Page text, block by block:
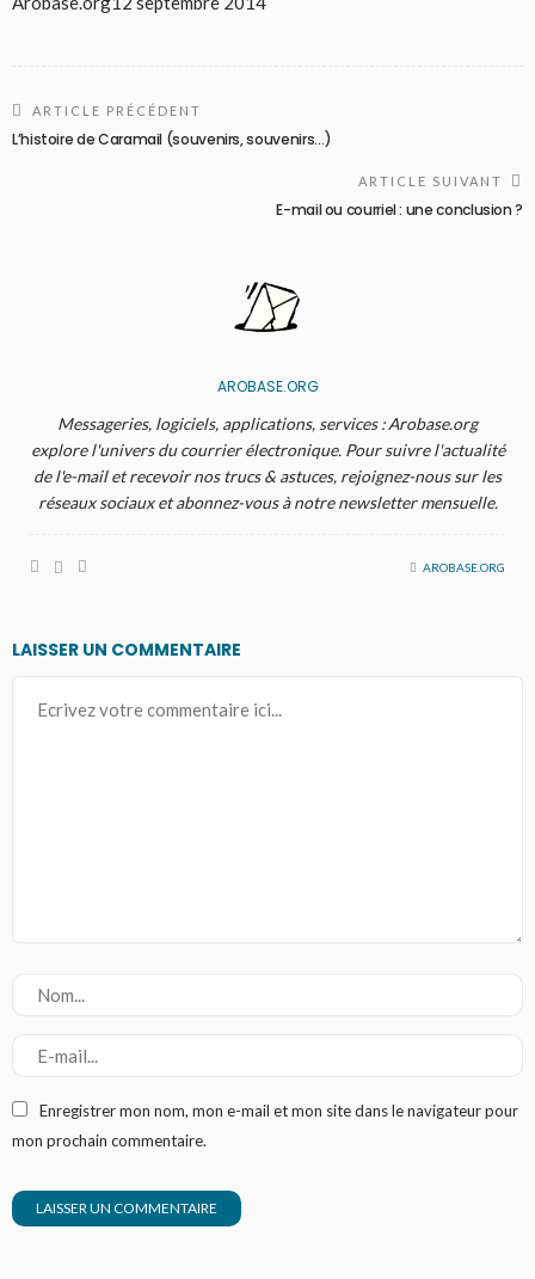
ARTICLE PRÉCÉDENT
L’histoire de Caramail (souvenirs, souvenirs…)
ARTICLE SUIVANT
E-mail ou courriel : une conclusion ?
AROBASE.ORG
Messageries, logiciels, applications, services : Arobase.org
explore l'univers du courrier électronique. Pour suivre l'actualité
de l'e-mail et recevoir nos trucs & astuces, rejoignez-nous sur les
réseaux sociaux et abonnez-vous à notre newsletter mensuelle.
AROBASE.ORG
LAISSER UN COMMENTAIRE
Enregistrer mon nom, mon e-mail et mon site dans le navigateur pour
mon prochain commentaire.